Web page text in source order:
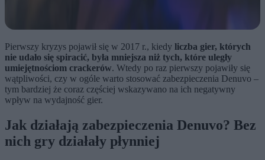
Pierwszy kryzys pojawił się w 2017 r., kiedy liczba gier, których
nie udało się spiracić, była mniejsza niż tych, które uległy
umiejętnościom crackerów. Wtedy po raz pierwszy pojawiły się
wątpliwości, czy w ogóle warto stosować zabezpieczenia Denuvo –
tym bardziej że coraz częściej wskazywano na ich negatywny
wpływ na wydajność gier.
Jak działają zabezpieczenia Denuvo? Bez
nich gry działały płynniej